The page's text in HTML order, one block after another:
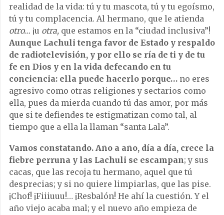
realidad de la vida: tú y tu mascota, tú y tu egoísmo,
tú y tu complacencia. Al hermano, que le atienda
otro… ¡u otra, que estamos en la “ciudad inclusiva”!
Aunque Lachuli tenga favor de Estado y respaldo
de radiotelevisión, y por ello se ría de ti y de tu
fe en Dios y en la vida defecando en tu
conciencia: ella puede hacerlo porque… no eres
agresivo como otras religiones y sectarios como
ella, pues da mierda cuando tú das amor, por más
que si te defiendes te estigmatizan como tal, al
tiempo que a ella la llaman “santa Lala”.
Vamos constatando. Año a año, día a día, crece la
fiebre perruna y las Lachuli se escampan; y sus
cacas, que las recoja tu hermano, aquel que tú
desprecias; y si no quiere limpiarlas, que las pise.
¡Chof! ¡Fiiiuuu!… ¡Resbalón! He ahí la cuestión. Y el
año viejo acaba mal; y el nuevo año empieza de